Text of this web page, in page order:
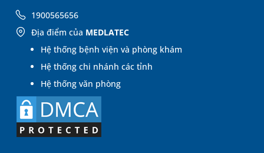
1900565656
Địa điểm của MEDLATEC
Hệ thống bệnh viện và phòng khám
Hệ thống chi nhánh các tỉnh
Hệ thống văn phòng